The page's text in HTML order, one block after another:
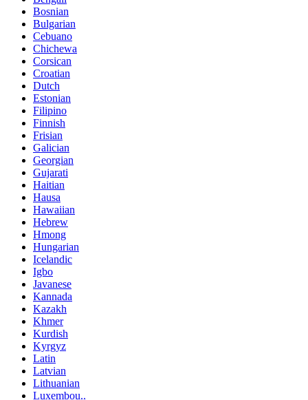
Bosnian
Bulgarian
Cebuano
Chichewa
Corsican
Croatian
Dutch
Estonian
Filipino
Finnish
Frisian
Galician
Georgian
Gujarati
Haitian
Hausa
Hawaiian
Hebrew
Hmong
Hungarian
Icelandic
Igbo
Javanese
Kannada
Kazakh
Khmer
Kurdish
Kyrgyz
Latin
Latvian
Lithuanian
Luxembou..